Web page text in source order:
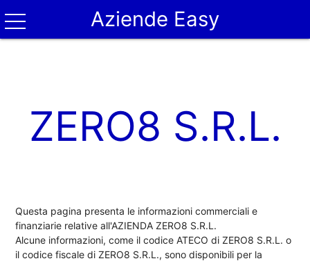
Aziende Easy
ZERO8 S.R.L.
Questa pagina presenta le informazioni commerciali e
finanziarie relative all'AZIENDA ZERO8 S.R.L.
Alcune informazioni, come il codice ATECO di ZERO8 S.R.L. o
il codice fiscale di ZERO8 S.R.L., sono disponibili per la